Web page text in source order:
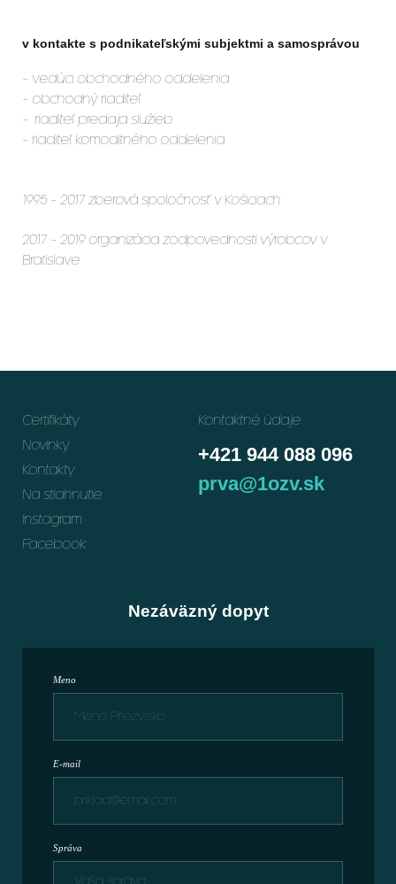
v kontakte s podnikateľskými subjektmi a samosprávou
- vedúci obchodného oddelenia
- obchodný riaditeľ
- riaditeľ predaja služieb
- riaditeľ komoditného oddelenia
1995 - 2017 zberová spoločnosť v Košiciach
2017 - 2019 organizácia zodpovednosti výrobcov v
Bratislave
Certifikáty
Novinky
Kontakty
Na stiahnutie
Instagram
Facebook
Kontaktné údaje
+421 944 088 096
prva@1ozv.sk
Nezáväzný dopyt
Meno
E-mail
Správa